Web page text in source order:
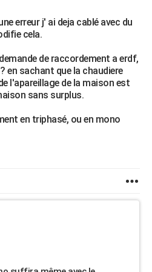
erreur j' ai deja cablé avec du
cela.
de raccordement a erdf,
en sachant que la chaudiere
l'apareillage de la maison est
sans surplus.
en triphasé, ou en mono